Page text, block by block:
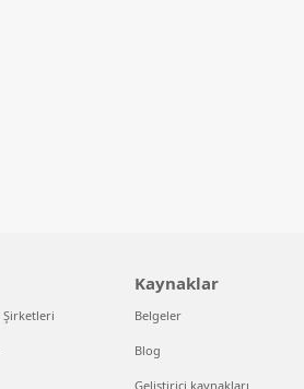
Şirketleri
Kaynaklar
Belgeler
Blog
Geliştirici kaynakları